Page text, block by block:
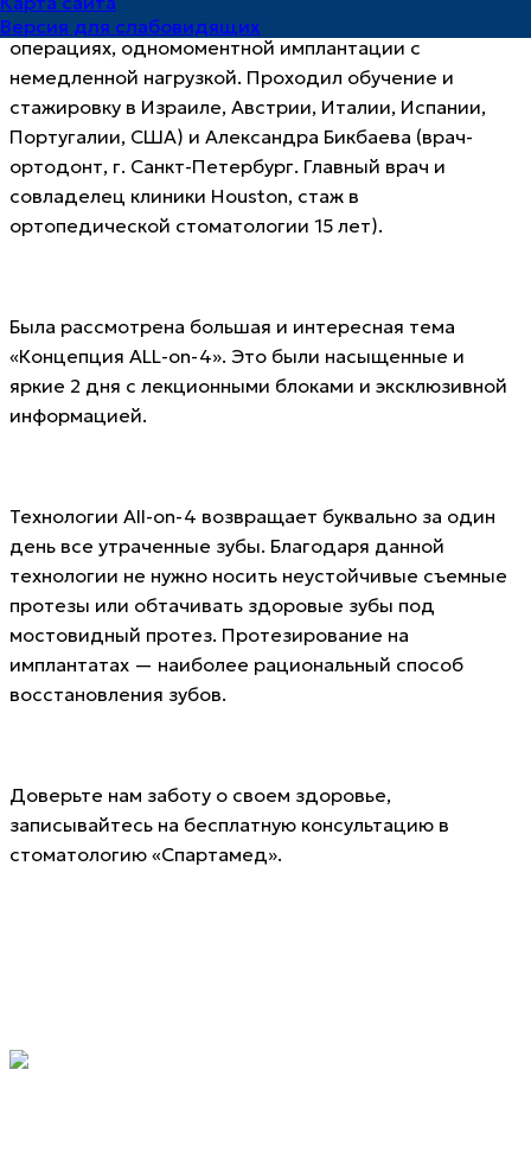
Версия для слабовидящих
Специализируется на сложных костнопластических
операциях, одномоментной имплантации с
немедленной нагрузкой. Проходил обучение и
стажировку в Израиле, Австрии, Италии, Испании,
Португалии, США) и Александра Бикбаева (врач-
ортодонт, г. Санкт-Петербург. Главный врач и
совладелец клиники Houston, стаж в
ортопедической стоматологии 15 лет).
Была рассмотрена большая и интересная тема
«Концепция ALL-on-4». Это были насыщенные и
яркие 2 дня с лекционными блоками и эксклюзивной
информацией.
Технологии All-on-4 возвращает буквально за один
день все утраченные зубы. Благодаря данной
технологии не нужно носить неустойчивые съемные
протезы или обтачивать здоровые зубы под
мостовидный протез. Протезирование на
имплантатах — наиболее рациональный способ
восстановления зубов.
Доверьте нам заботу о своем здоровье,
записывайтесь на бесплатную консультацию в
стоматологию «Спартамед».